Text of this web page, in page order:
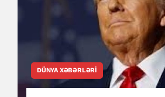
DÜNYA XƏBƏRLƏRI